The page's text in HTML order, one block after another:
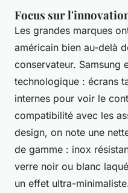
Focus sur
Les grandes marques
américain bien au-delà
conservateur. Samsung
technologique : écrans
internes pour voir le
compatibilité avec les
design, on note une
de gamme : inox
verre noir ou blanc
un effet ultra-